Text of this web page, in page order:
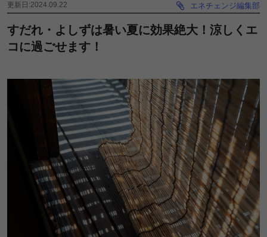
更新日:2024.09.22 エネチェンジ編集部
すだれ・よしずは暑い夏に効果絶大！涼しくエ
コに過ごせます！